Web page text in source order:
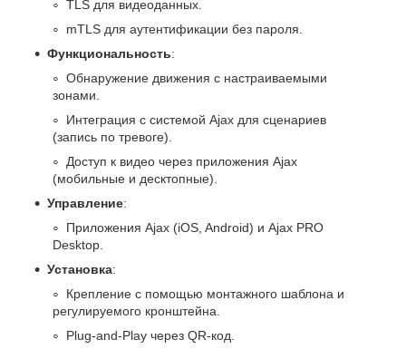
TLS для видеоданных.
mTLS для аутентификации без пароля.
Функциональность:
Обнаружение движения с настраиваемыми
зонами.
Интеграция с системой Ajax для сценариев
(запись по тревоге).
Доступ к видео через приложения Ajax
(мобильные и десктопные).
Управление:
Приложения Ajax (iOS, Android) и Ajax PRO
Desktop.
Установка:
Крепление с помощью монтажного шаблона и
регулируемого кронштейна.
Plug-and-Play через QR-код.